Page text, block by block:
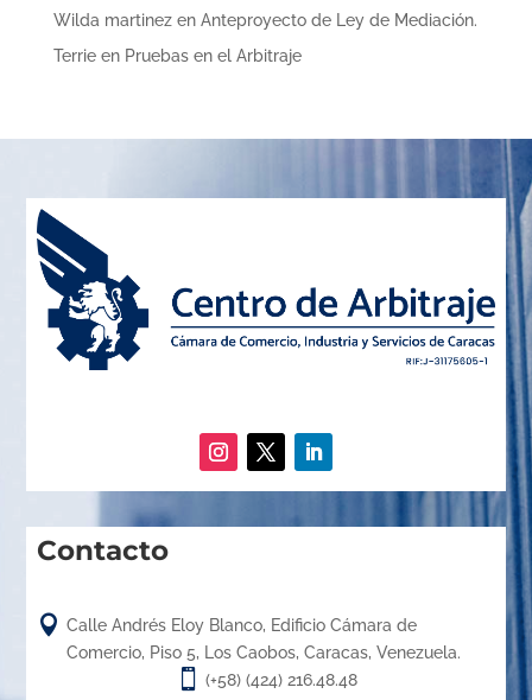
Wilda martinezen Anteproyecto de Ley de Mediación.
Terrieen Pruebas en el Arbitraje
Contacto
 Calle Andrés Eloy Blanco, Edificio Cámara de
Comercio, Piso 5, Los Caobos, Caracas, Venezuela.
 (+58) (424) 216.48.48